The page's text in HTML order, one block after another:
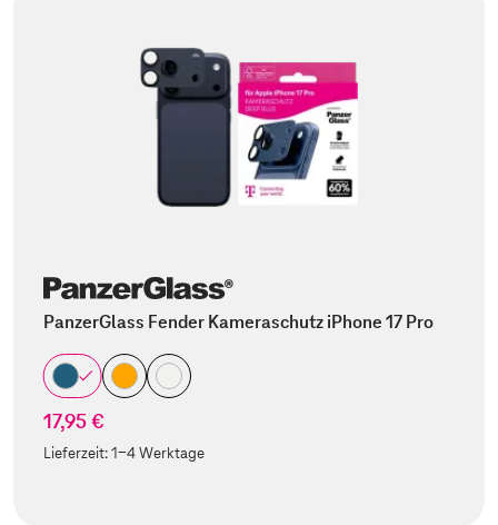
PanzerGlass Fender Kameraschutz iPhone 17 Pro
17,95 €
Lieferzeit:1-4 Werktage